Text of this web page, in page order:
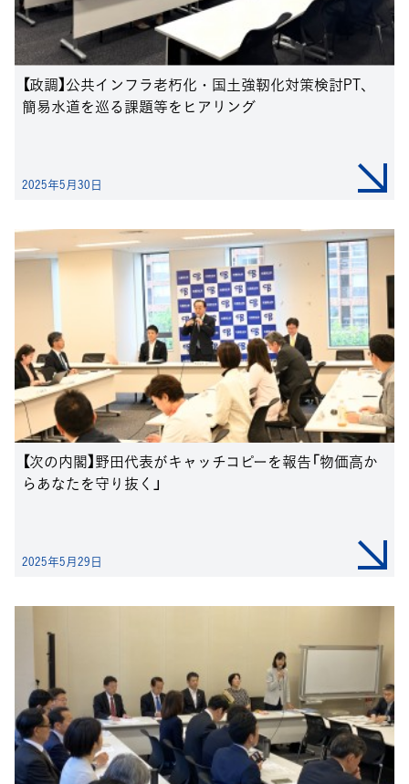
【政調】公共インフラ老朽化・国土強靭化対策検討PT、
簡易水道を巡る課題等をヒアリング
2025年5月30日
【次の内閣】野田代表がキャッチコピーを報告「物価高か
らあなたを守り抜く」
2025年5月29日